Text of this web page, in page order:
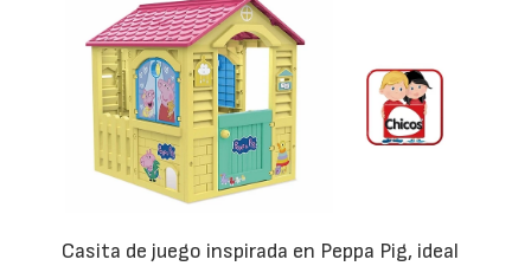
Casita de juego inspirada en Peppa Pig, ideal